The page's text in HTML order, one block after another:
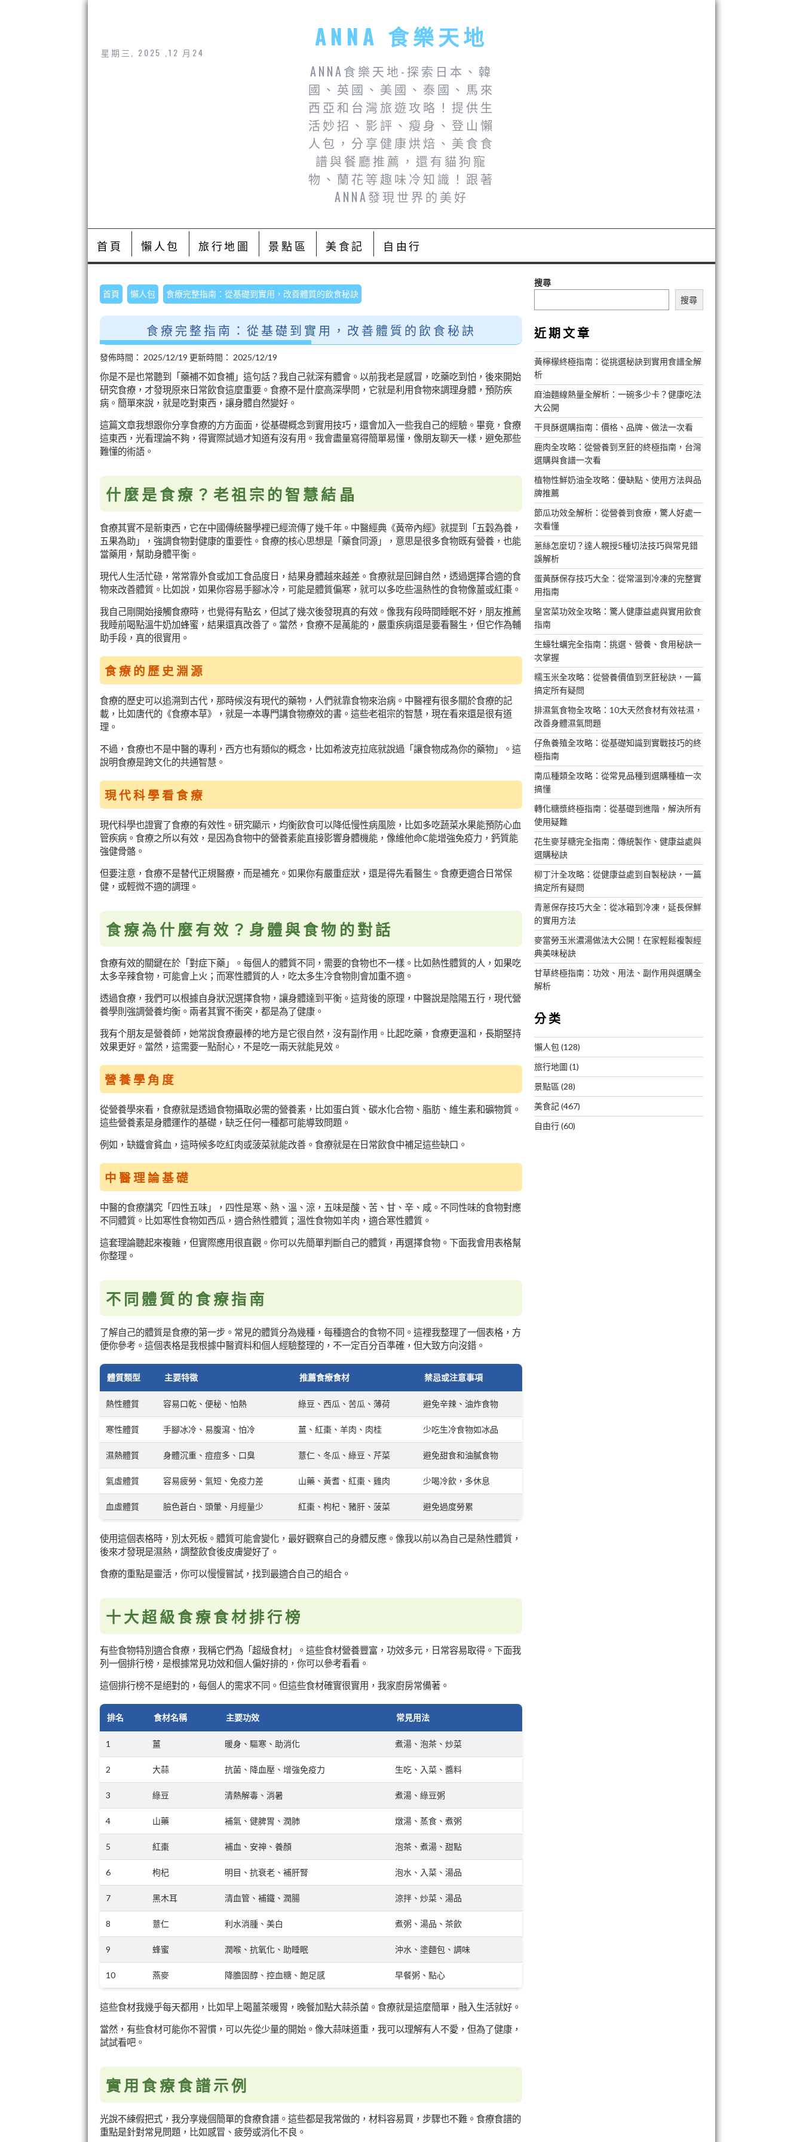
星期三, 2025 ,12 月24
ANNA 食樂天地
ANNA食樂天地-探索日本、韓
國、英國、美國、泰國、馬來
西亞和台灣旅遊攻略！提供生
活妙招、影評、瘦身、登山懶
人包，分享健康烘焙、美食食
譜與餐廳推薦，還有貓狗寵
物、蘭花等趣味冷知識！跟著
ANNA發現世界的美好
首頁 懶人包 旅行地圖 景點區 美食記 自由行
首頁 懶人包 食療完整指南：從基礎到實用，改善體質的飲食秘訣
食療完整指南：從基礎到實用，改善體質的飲食秘訣
發佈時間： 2025/12/19 更新時間： 2025/12/19
你是不是也常聽到「藥補不如食補」這句話？我自己就深有體會。以前我老是感冒，吃藥吃到怕，後來開始
研究食療，才發現原來日常飲食這麼重要。食療不是什麼高深學問，它就是利用食物來調理身體，預防疾
病。簡單來說，就是吃對東西，讓身體自然變好。
這篇文章我想跟你分享食療的方方面面，從基礎概念到實用技巧，還會加入一些我自己的經驗。畢竟，食療
這東西，光看理論不夠，得實際試過才知道有沒有用。我會盡量寫得簡單易懂，像朋友聊天一樣，避免那些
難懂的術語。
什麼是食療？老祖宗的智慧結晶
食療其實不是新東西，它在中國傳統醫學裡已經流傳了幾千年。中醫經典《黃帝內經》就提到「五穀為養，
五果為助」，強調食物對健康的重要性。食療的核心思想是「藥食同源」，意思是很多食物既有營養，也能
當藥用，幫助身體平衡。
現代人生活忙碌，常常靠外食或加工食品度日，結果身體越來越差。食療就是回歸自然，透過選擇合適的食
物來改善體質。比如說，如果你容易手腳冰冷，可能是體質偏寒，就可以多吃些溫熱性的食物像薑或紅棗。
我自己剛開始接觸食療時，也覺得有點玄，但試了幾次後發現真的有效。像我有段時間睡眠不好，朋友推薦
我睡前喝點溫牛奶加蜂蜜，結果還真改善了。當然，食療不是萬能的，嚴重疾病還是要看醫生，但它作為輔
助手段，真的很實用。
食療的歷史淵源
食療的歷史可以追溯到古代，那時候沒有現代的藥物，人們就靠食物來治病。中醫裡有很多關於食療的記
載，比如唐代的《食療本草》，就是一本專門講食物療效的書。這些老祖宗的智慧，現在看來還是很有道
理。
不過，食療也不是中醫的專利，西方也有類似的概念，比如希波克拉底就說過「讓食物成為你的藥物」。這
說明食療是跨文化的共通智慧。
現代科學看食療
現代科學也證實了食療的有效性。研究顯示，均衡飲食可以降低慢性病風險，比如多吃蔬菜水果能預防心血
管疾病。食療之所以有效，是因為食物中的營養素能直接影響身體機能，像維他命C能增強免疫力，鈣質能
強健骨骼。
但要注意，食療不是替代正規醫療，而是補充。如果你有嚴重症狀，還是得先看醫生。食療更適合日常保
健，或輕微不適的調理。
食療為什麼有效？身體與食物的對話
食療有效的關鍵在於「對症下藥」。每個人的體質不同，需要的食物也不一樣。比如熱性體質的人，如果吃
太多辛辣食物，可能會上火；而寒性體質的人，吃太多生冷食物則會加重不適。
透過食療，我們可以根據自身狀況選擇食物，讓身體達到平衡。這背後的原理，中醫說是陰陽五行，現代營
養學則強調營養均衡。兩者其實不衝突，都是為了健康。
我有个朋友是營養師，她常說食療最棒的地方是它很自然，沒有副作用。比起吃藥，食療更溫和，長期堅持
效果更好。當然，這需要一點耐心，不是吃一兩天就能見效。
營養學角度
從營養學來看，食療就是透過食物攝取必需的營養素，比如蛋白質、碳水化合物、脂肪、維生素和礦物質。
這些營養素是身體運作的基礎，缺乏任何一種都可能導致問題。
例如，缺鐵會貧血，這時候多吃紅肉或菠菜就能改善。食療就是在日常飲食中補足這些缺口。
中醫理論基礎
中醫的食療講究「四性五味」，四性是寒、熱、溫、涼，五味是酸、苦、甘、辛、咸。不同性味的食物對應
不同體質。比如寒性食物如西瓜，適合熱性體質；溫性食物如羊肉，適合寒性體質。
這套理論聽起來複雜，但實際應用很直觀。你可以先簡單判斷自己的體質，再選擇食物。下面我會用表格幫
你整理。
不同體質的食療指南
了解自己的體質是食療的第一步。常見的體質分為幾種，每種適合的食物不同。這裡我整理了一個表格，方
便你參考。這個表格是我根據中醫資料和個人經驗整理的，不一定百分百準確，但大致方向沒錯。
體質類型 主要特徵 推薦食療食材 禁忌或注意事項
熱性體質 容易口乾、便秘、怕熱 綠豆、西瓜、苦瓜、薄荷 避免辛辣、油炸食物
寒性體質 手腳冰冷、易腹瀉、怕冷 薑、紅棗、羊肉、肉桂 少吃生冷食物如冰品
濕熱體質 身體沉重、痘痘多、口臭 薏仁、冬瓜、綠豆、芹菜 避免甜食和油膩食物
氣虛體質 容易疲勞、氣短、免疫力差 山藥、黃耆、紅棗、雞肉 少喝冷飲，多休息
血虛體質 臉色蒼白、頭暈、月經量少 紅棗、枸杞、豬肝、菠菜 避免過度勞累
使用這個表格時，別太死板。體質可能會變化，最好觀察自己的身體反應。像我以前以為自己是熱性體質，
後來才發現是濕熱，調整飲食後皮膚變好了。
食療的重點是靈活，你可以慢慢嘗試，找到最適合自己的組合。
十大超級食療食材排行榜
有些食物特別適合食療，我稱它們為「超級食材」。這些食材營養豐富，功效多元，日常容易取得。下面我
列一個排行榜，是根據常見功效和個人偏好排的，你可以參考看看。
這個排行榜不是絕對的，每個人的需求不同。但這些食材確實很實用，我家廚房常備著。
排名 食材名稱 主要功效 常見用法
1 薑 暖身、驅寒、助消化 煮湯、泡茶、炒菜
2 大蒜 抗菌、降血壓、增強免疫力 生吃、入菜、醬料
3 綠豆 清熱解毒、消暑 煮湯、綠豆粥
4 山藥 補氣、健脾胃、潤肺 燉湯、蒸食、煮粥
5 紅棗 補血、安神、養顏 泡茶、煮湯、甜點
6 枸杞 明目、抗衰老、補肝腎 泡水、入菜、湯品
7 黑木耳 清血管、補鐵、潤腸 涼拌、炒菜、湯品
8 薏仁 利水消腫、美白 煮粥、湯品、茶飲
9 蜂蜜 潤喉、抗氧化、助睡眠 沖水、塗麵包、調味
10 燕麥 降膽固醇、控血糖、飽足感 早餐粥、點心
這些食材我幾乎每天都用，比如早上喝薑茶暖胃，晚餐加點大蒜杀菌。食療就是這麼簡單，融入生活就好。
當然，有些食材可能你不習慣，可以先從少量的開始。像大蒜味道重，我可以理解有人不愛，但為了健康，
試試看吧。
實用食療食譜示例
光說不練假把式，我分享幾個簡單的食療食譜。這些都是我常做的，材料容易買，步驟也不難。食療食譜的
重點是針對常見問題，比如感冒、疲勞或消化不良。
搜尋
搜尋
近期文章
黃檸檬終極指南：從挑選秘訣到實用食譜全解
析
麻油麵線熱量全解析：一碗多少卡？健康吃法
大公開
干貝酥選購指南：價格、品牌、做法一次看
鹿肉全攻略：從營養到烹飪的終極指南，台灣
選購與食譜一次看
植物性鮮奶油全攻略：優缺點、使用方法與品
牌推薦
節瓜功效全解析：從營養到食療，驚人好處一
次看懂
蔥絲怎麼切？達人親授5種切法技巧與常見錯
誤解析
蛋黃酥保存技巧大全：從常溫到冷凍的完整實
用指南
皇宮菜功效全攻略：驚人健康益處與實用飲食
指南
生蠔牡蠣完全指南：挑選、營養、食用秘訣一
次掌握
糯玉米全攻略：從營養價值到烹飪秘訣，一篇
搞定所有疑問
排濕氣食物全攻略：10大天然食材有效祛濕，
改善身體濕氣問題
仔魚養殖全攻略：從基礎知識到實戰技巧的終
極指南
南瓜種類全攻略：從常見品種到選購種植一次
搞懂
轉化糖漿終極指南：從基礎到進階，解決所有
使用疑難
花生麥芽糖完全指南：傳統製作、健康益處與
選購秘訣
柳丁汁全攻略：從健康益處到自製秘訣，一篇
搞定所有疑問
青蔥保存技巧大全：從冰箱到冷凍，延長保鮮
的實用方法
麥當勞玉米濃湯做法大公開！在家輕鬆複製經
典美味秘訣
甘草終極指南：功效、用法、副作用與選購全
解析
分类
懶人包 (128)
旅行地圖 (1)
景點區 (28)
美食記(467)
自由行(60)